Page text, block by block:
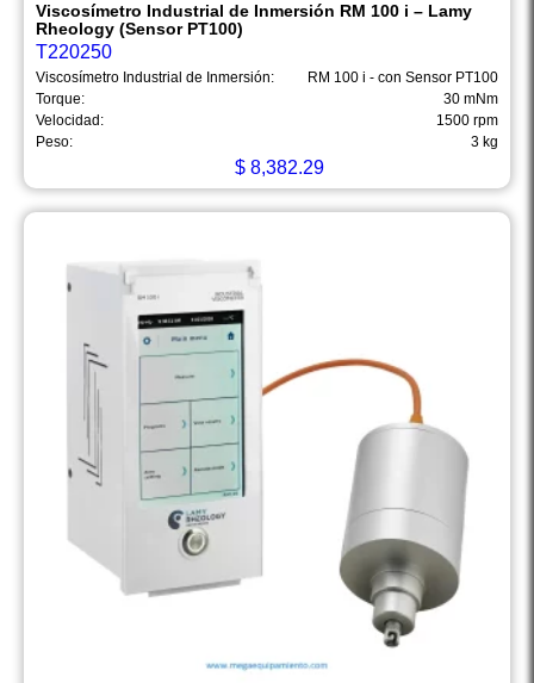
Viscosímetro Industrial de Inmersión RM 100 i – Lamy
Rheology (Sensor PT100)
T220250
Viscosímetro Industrial de Inmersión:
RM 100 i - con Sensor PT100
Torque:
30 mNm
Velocidad:
1500 rpm
Peso:
3 kg
$8,382.29